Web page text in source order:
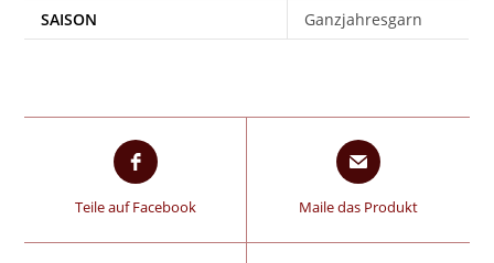
SAISON
Ganzjahresgarn
Teile auf Facebook Maile das Produkt